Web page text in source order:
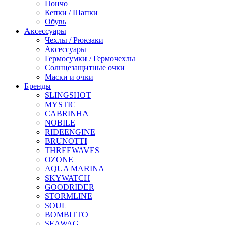
Пончо
Кепки / Шапки
Обувь
Аксессуары
Чехлы / Рюкзаки
Аксессуары
Гермосумки / Гермочехлы
Солнцезащитные очки
Маски и очки
Бренды
SLINGSHOT
MYSTIC
CABRINHA
NOBILE
RIDEENGINE
BRUNOTTI
THREEWAVES
OZONE
AQUA MARINA
SKYWATCH
GOODRIDER
STORMLINE
SOUL
BOMBITTO